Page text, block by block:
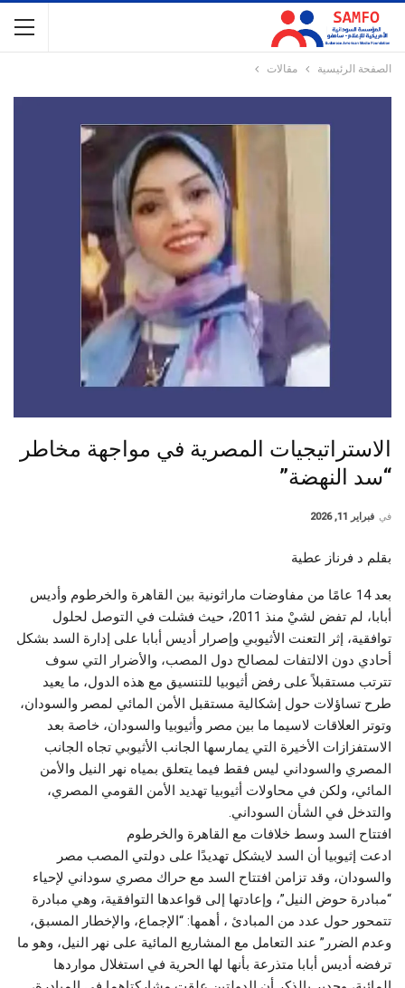
الصفحة الرئيسية مقالات
الاستراتيجيات المصرية في مواجهة مخاطر
“سد النهضة”
في فبراير 11, 2026
بقلم د فرناز عطية
بعد 14 عامًا من مفاوضات ماراثونية بين القاهرة والخرطوم وأديس
أبابا، لم تفض لشيْ منذ 2011، حيث فشلت في التوصل لحلول
توافقية، إثر التعنت الأثيوبي وإصرار أديس أبابا على إدارة السد بشكل
أحادي دون الالتفات لمصالح دول المصب، والأضرار التي سوف
تترتب مستقبلاً على رفض أثيوبيا للتنسيق مع هذه الدول، ما يعيد
طرح تساؤلات حول إشكالية مستقبل الأمن المائي لمصر والسودان،
وتوتر العلاقات لاسيما ما بين مصر وأثيوبيا والسودان، خاصة بعد
الاستفزازات الأخيرة التي يمارسها الجانب الأثيوبي تجاه الجانب
المصري والسوداني ليس فقط فيما يتعلق بمياه نهر النيل والأمن
المائي، ولكن في محاولات أثيوبيا تهديد الأمن القومي المصري،
والتدخل في الشأن السوداني.
افتتاح السد وسط خلافات مع القاهرة والخرطوم
ادعت إثيوبيا أن السد لايشكل تهديدًا على دولتي المصب مصر
والسودان، وقد تزامن افتتاح السد مع حراك مصري سوداني لإحياء
“مبادرة حوض النيل”، وإعادتها إلى قواعدها التوافقية، وهي مبادرة
تتمحور حول عدد من المبادئ ، أهمها: “الإجماع، والإخطار المسبق،
وعدم الضرر” عند التعامل مع المشاريع المائية على نهر النيل، وهو ما
ترفضه أديس أبابا متذرعة بأنها لها الحرية في استغلال مواردها